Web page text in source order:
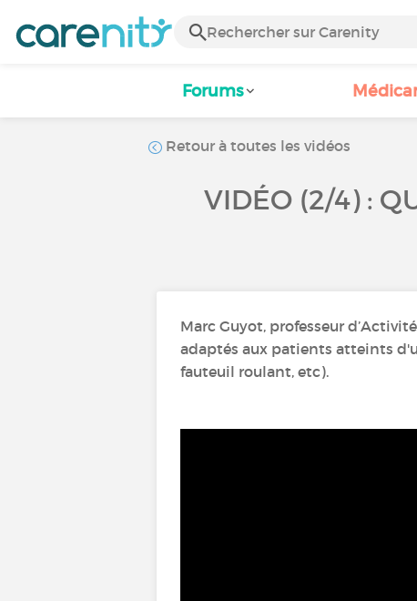
Forums
Retour à toutes les vidéos
VIDÉO (2/4) :
Marc Guyot, professeur
adaptés aux patients atteints
fauteuil roulant, etc).